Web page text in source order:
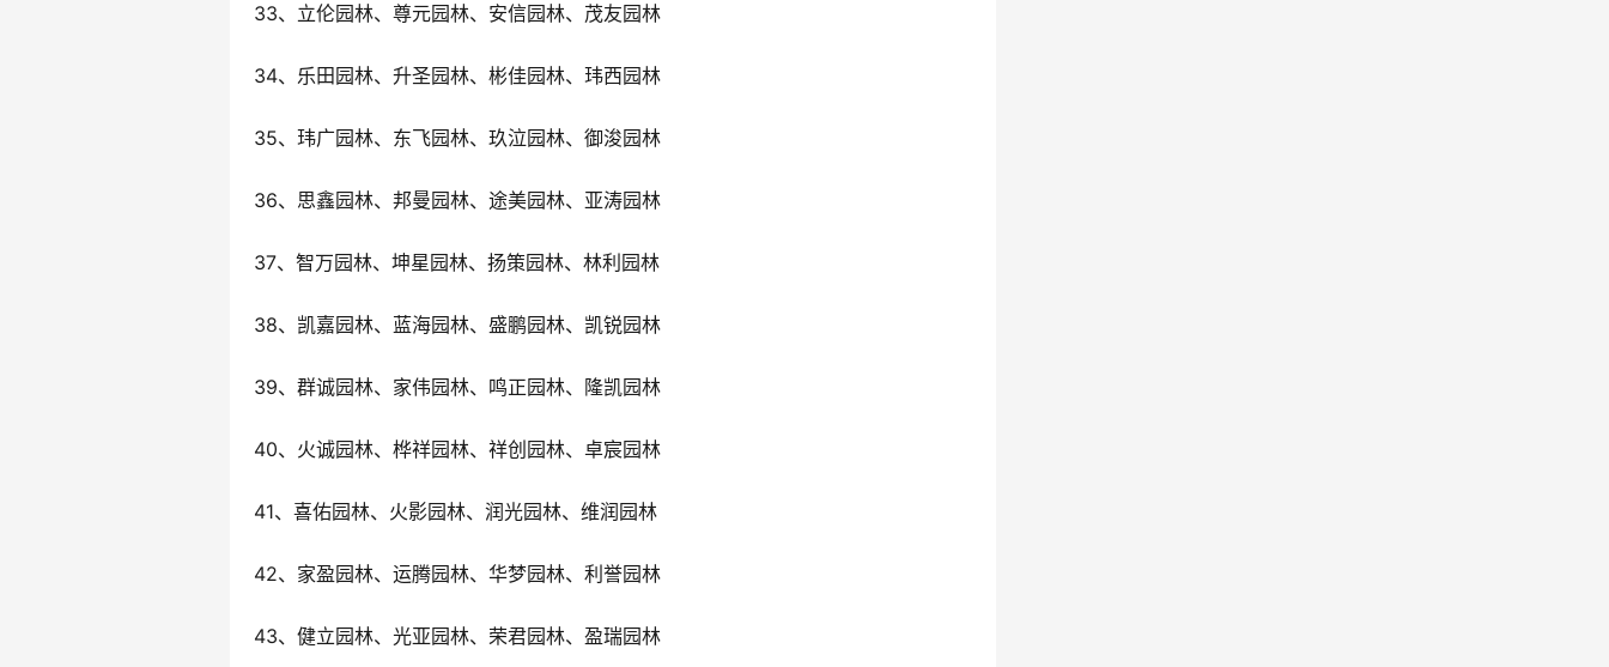
33、立伦园林、尊元园林、安信园林、茂友园林
34、乐田园林、升圣园林、彬佳园林、玮西园林
35、玮广园林、东飞园林、玖泣园林、御浚园林
36、思鑫园林、邦曼园林、途美园林、亚涛园林
37、智万园林、坤星园林、扬策园林、林利园林
38、凯嘉园林、蓝海园林、盛鹏园林、凯锐园林
39、群诚园林、家伟园林、鸣正园林、隆凯园林
40、火诚园林、桦祥园林、祥创园林、卓宸园林
41、喜佑园林、火影园林、润光园林、维润园林
42、家盈园林、运腾园林、华梦园林、利誉园林
43、健立园林、光亚园林、荣君园林、盈瑞园林